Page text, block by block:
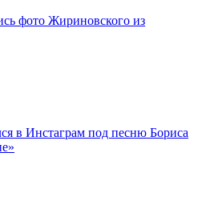
фото Жириновского из
в Инстаграм под песню Бориса